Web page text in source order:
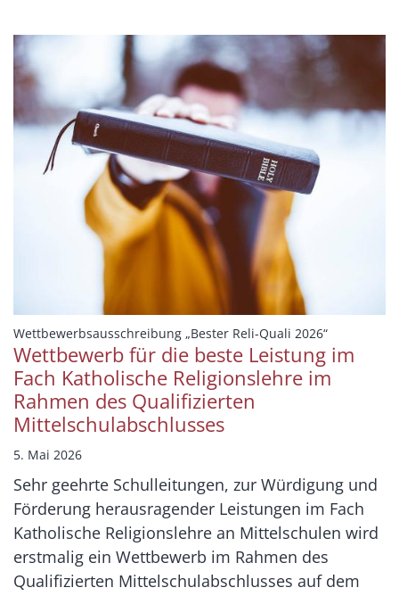
Wettbewerbsausschreibung „Bester Reli-Quali 2026“:
Wettbewerb für die beste Leistung im
Fach Katholische Religionslehre im
Rahmen des Qualifizierten
Mittelschulabschlusses
5. Mai 2026
Sehr geehrte Schulleitungen, zur Würdigung und
Förderung herausragender Leistungen im Fach
Katholische Religionslehre an Mittelschulen wird
erstmalig ein Wettbewerb im Rahmen des
Qualifizierten Mittelschulabschlusses auf dem